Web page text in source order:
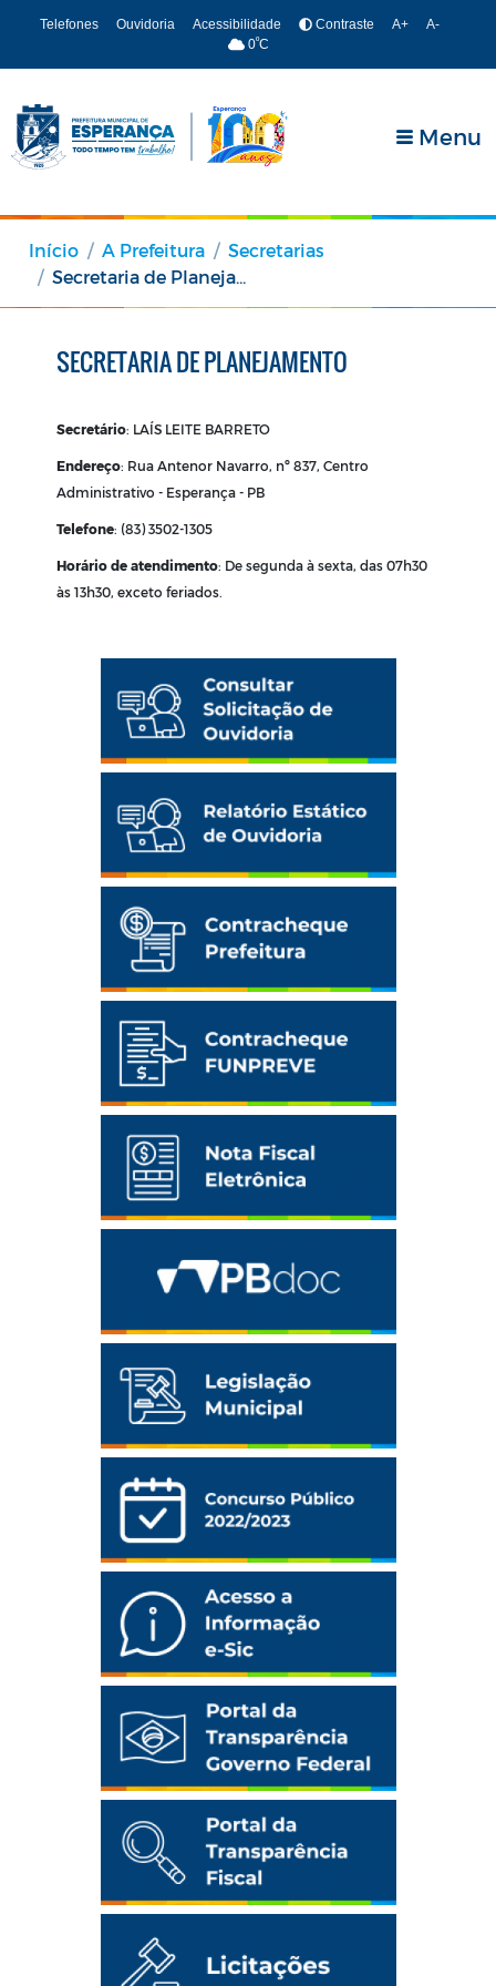
Telefones Ouvidoria Acessibilidade Contraste A+
A-
0ºC
Menu
Início A Prefeitura
Secretarias
Secretaria de Planejamento
SECRETARIA DE PLANEJAMENTO
Secretário: LAÍS LEITE BARRETO
Endereço: Rua Antenor Navarro, nº 837, Centro
Administrativo - Esperança - PB
Telefone: (83) 3502-1305
Horário de atendimento: De segunda à sexta, das 07h30
às 13h30, exceto feriados.